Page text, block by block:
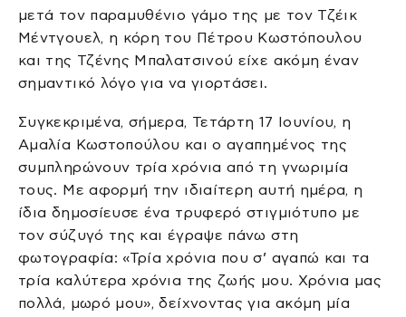
μετά τον παραμυθένιο γάμο της με τον Τζέικ
Μέντγουελ, η κόρη του Πέτρου Κωστόπουλου
και της Τζένης Μπαλατσινού είχε ακόμη έναν
σημαντικό λόγο για να γιορτάσει.
Συγκεκριμένα, σήμερα, Τετάρτη 17 Ιουνίου, η
Αμαλία Κωστοπούλου και ο αγαπημένος της
συμπληρώνουν τρία χρόνια από τη γνωριμία
τους. Με αφορμή την ιδιαίτερη αυτή ημέρα, η
ίδια δημοσίευσε ένα τρυφερό στιγμιότυπο με
τον σύζυγό της και έγραψε πάνω στη
φωτογραφία: «Τρία χρόνια που σ’ αγαπώ και τα
τρία καλύτερα χρόνια της ζωής μου. Χρόνια μας
πολλά, μωρό μου», δείχνοντας για ακόμη μία